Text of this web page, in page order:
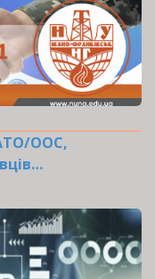
ООС,